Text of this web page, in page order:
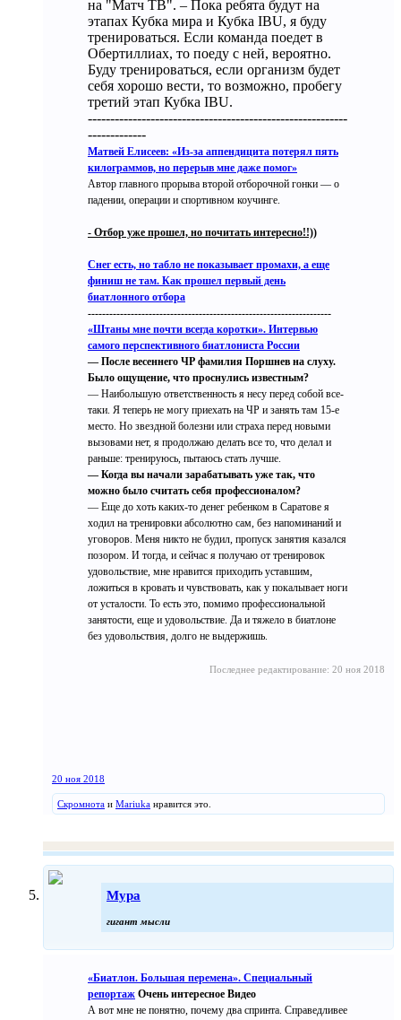
на "Матч ТВ". – Пока ребята будут на
этапах Кубка мира и Кубка IBU, я буду
тренироваться. Если команда поедет в
Обертиллиах, то поеду с ней, вероятно.
Буду тренироваться, если организм будет
себя хорошо вести, то возможно, пробегу
третий этап Кубка IBU.
----------------------------------------------------------
-------------
Матвей Елисеев: «Из-за аппендицита потерял пять
килограммов, но перерыв мне даже помог»
Автор главного прорыва второй отборочной гонки — о
падении, операции и спортивном коучинге.
- Отбор уже прошел, но почитать интересно!!))
Снег есть, но табло не показывает промахи, а еще
финиш не там. Как прошел первый день
биатлонного отбора
--------------------------------------------------------------------
«Штаны мне почти всегда коротки». Интервью
самого перспективного биатлониста России
— После весеннего ЧР фамилия Поршнев на слуху.
Было ощущение, что проснулись известным?
— Наибольшую ответственность я несу перед собой все-
таки. Я теперь не могу приехать на ЧР и занять там 15-е
место. Но звездной болезни или страха перед новыми
вызовами нет, я продолжаю делать все то, что делал и
раньше: тренируюсь, пытаюсь стать лучше.
— Когда вы начали зарабатывать уже так, что
можно было считать себя профессионалом?
— Еще до хоть каких-то денег ребенком в Саратове я
ходил на тренировки абсолютно сам, без напоминаний и
уговоров. Меня никто не будил, пропуск занятия казался
позором. И тогда, и сейчас я получаю от тренировок
удовольствие, мне нравится приходить уставшим,
ложиться в кровать и чувствовать, как у покалывает ноги
от усталости. То есть это, помимо профессиональной
занятости, еще и удовольствие. Да и тяжело в биатлоне
без удовольствия, долго не выдержишь.
Последнее редактирование: 20 ноя 2018
20 ноя 2018
Скромнота и Mariuka нравится это.
Мура
гигант мысли
«Биатлон. Большая перемена». Специальный
репортаж Очень интересное Видео
А вот мне не понятно, почему два спринта. Справедливее